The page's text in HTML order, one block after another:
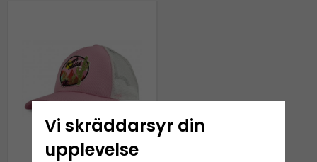
Vi skräddarsyr din
upplevelse